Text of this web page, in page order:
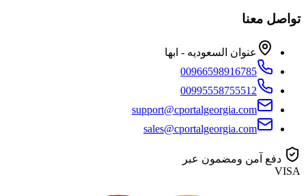
تواصل معنا
عنوان السعوديه - ابها
00966598916785
00995558755512
support@cportalgeorgia.com
sales@cportalgeorgia.com
دفع آمن ومضمون عبر
VISA